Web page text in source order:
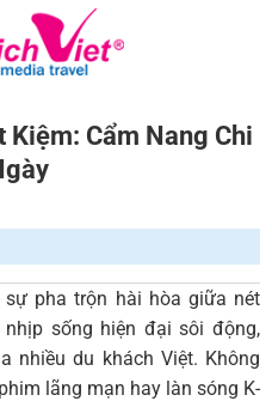
Kiệm: Cẩm Nang Chi
pha trộn hài hòa giữa nét
sống hiện đại sôi động,
nhiều du khách Việt. Không
lãng mạn hay làn sóng K-